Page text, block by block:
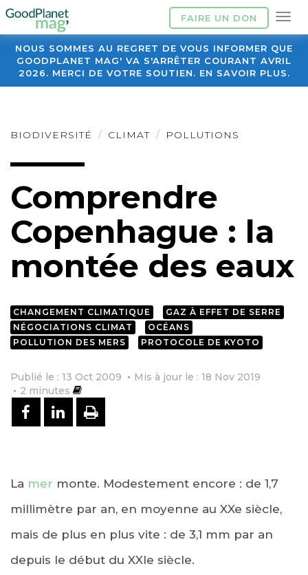
FAIRE UN DON
NOUS SOMMES AU REGRET DE VOUS INFORMER QUE
GOODPLANET MAG' VA S'ARRÊTER COURANT AVRIL
2026. MERCI DE VOTRE SOUTIEN. EN SAVOIR PLUS.
BIODIVERSITÉ CLIMAT POLLUTIONS
Comprendre
Copenhague : la
montée des eaux
CHANGEMENT CLIMATIQUE
GAZ À EFFET DE SERRE
NÉGOCIATIONS CLIMAT
OCÉANS
POLLUTION DES MERS
PROTOCOLE DE KYOTO
Publié le : 13 Oct 2009
Mis à jour le : 18 Nov 2019
2 minutes
PARTAGER SUR FACEBOOK
PARTAGER SUR LINKEDIN
IMPRIMER
La mer monte. Modestement encore : de 1,7
millimètre par an, en moyenne au XXe siècle,
mais de plus en plus vite : de 3,1 mm par an
depuis le début du XXIe siècle.